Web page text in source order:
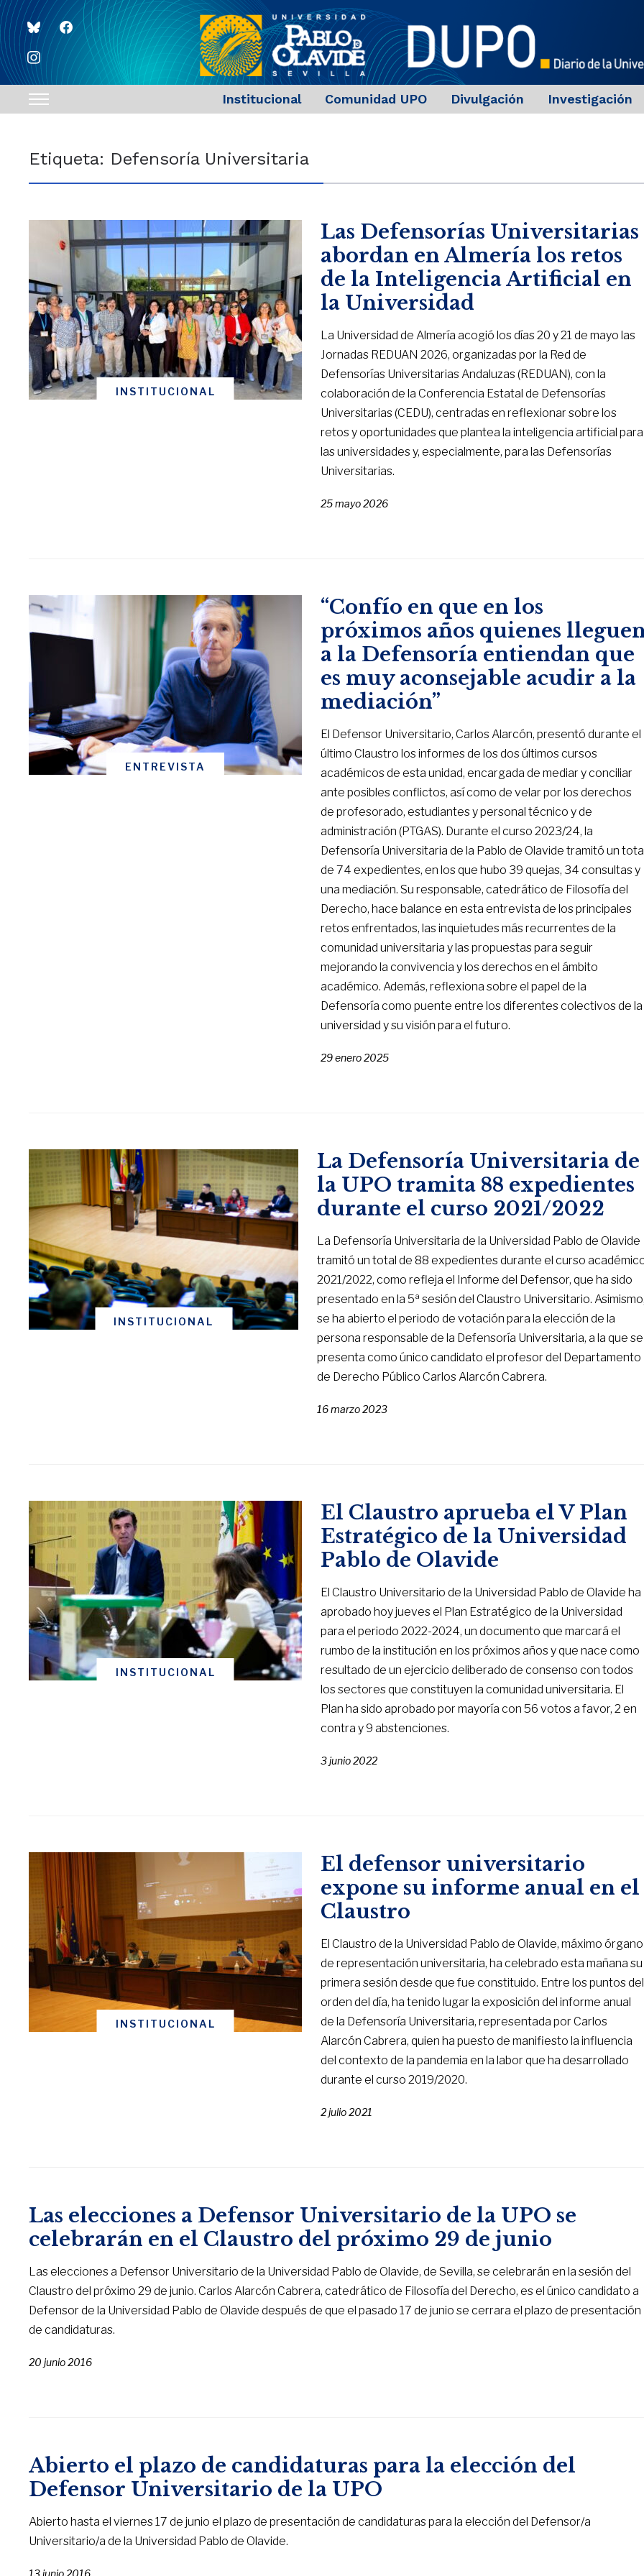
blueskyfacebook
instagram
Toggle
navigation
Institucional Comunidad UPO Divulgación Investigación
Etiqueta: Defensoría Universitaria
INSTITUCIONAL
Las Defensorías Universitarias
abordan en Almería los retos
de la Inteligencia Artificial en
la Universidad
La Universidad de Almería acogió los días 20 y 21 de mayo las
Jornadas REDUAN 2026, organizadas por la Red de
Defensorías Universitarias Andaluzas (REDUAN), con la
colaboración de la Conferencia Estatal de Defensorías
Universitarias (CEDU), centradas en reflexionar sobre los
retos y oportunidades que plantea la inteligencia artificial para
las universidades y, especialmente, para las Defensorías
Universitarias.
25 mayo 2026
ENTREVISTA
“Confío en que en los
próximos años quienes
a la Defensoría entiendan que
es muy aconsejable acudir a la
mediación”
El Defensor Universitario, Carlos Alarcón, presentó durante el
último Claustro los informes de los dos últimos cursos
académicos de esta unidad, encargada de mediar y conciliar
ante posibles conflictos, así como de velar por los derechos
de profesorado, estudiantes y personal técnico y de
administración (PTGAS). Durante el curso 2023/24, la
Defensoría Universitaria de la Pablo de Olavide tramitó un
de 74 expedientes, en los que hubo 39 quejas, 34 consultas y
una mediación. Su responsable, catedrático de Filosofía del
Derecho, hace balance en esta entrevista de los principales
retos enfrentados, las inquietudes más recurrentes de la
comunidad universitaria y las propuestas para seguir
mejorando la convivencia y los derechos en el ámbito
académico. Además, reflexiona sobre el papel de la
Defensoría como puente entre los diferentes colectivos de la
universidad y su visión para el futuro.
29 enero 2025
INSTITUCIONAL
La Defensoría Universitaria de
la UPO tramita 88 expedientes
durante el curso 2021/2022
La Defensoría Universitaria de la Universidad Pablo de Olavide
tramitó un total de 88 expedientes durante el curso
2021/2022, como refleja el Informe del Defensor, que ha sido
presentado en la 5ª sesión del Claustro Universitario.
se ha abierto el periodo de votación para la elección de la
persona responsable de la Defensoría Universitaria, a la que se
presenta como único candidato el profesor del Departamento
de Derecho Público Carlos Alarcón Cabrera.
16 marzo 2023
INSTITUCIONAL
El Claustro aprueba el V Plan
Estratégico de la Universidad
Pablo de Olavide
El Claustro Universitario de la Universidad Pablo de Olavide ha
aprobado hoy jueves el Plan Estratégico de la Universidad
para el periodo 2022-2024, un documento que marcará el
rumbo de la institución en los próximos años y que nace como
resultado de un ejercicio deliberado de consenso con todos
los sectores que constituyen la comunidad universitaria. El
Plan ha sido aprobado por mayoría con 56 votos a favor, 2 en
contra y 9 abstenciones.
3 junio 2022
INSTITUCIONAL
El defensor universitario
expone su informe anual en el
Claustro
El Claustro de la Universidad Pablo de Olavide, máximo órgano
de representación universitaria, ha celebrado esta mañana su
primera sesión desde que fue constituido. Entre los puntos del
orden del día, ha tenido lugar la exposición del informe anual
de la Defensoría Universitaria, representada por Carlos
Alarcón Cabrera, quien ha puesto de manifiesto la influencia
del contexto de la pandemia en la labor que ha desarrollado
durante el curso 2019/2020.
2 julio 2021
Las elecciones a Defensor Universitario de la UPO se
celebrarán en el Claustro del próximo 29 de junio
Las elecciones a Defensor Universitario de la Universidad Pablo de Olavide, de Sevilla, se celebrarán en la sesión del
Claustro del próximo 29 de junio. Carlos Alarcón Cabrera, catedrático de Filosofía del Derecho, es el único candidato a
Defensor de la Universidad Pablo de Olavide después de que el pasado 17 de junio se cerrara el plazo de presentación
de candidaturas.
20 junio 2016
Abierto el plazo de candidaturas para la elección del
Defensor Universitario de la UPO
Abierto hasta el viernes 17 de junio el plazo de presentación de candidaturas para la elección del Defensor/a
Universitario/a de la Universidad Pablo de Olavide.